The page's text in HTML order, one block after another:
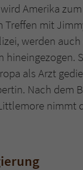
Amerika
Treffen mit
werden
hineingezogen.
als Arzt
Nach dem
nimmt